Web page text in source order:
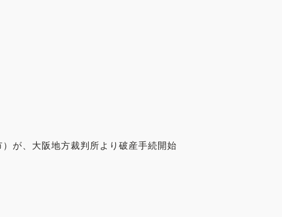
が、大阪地方裁判所より破産手続開始